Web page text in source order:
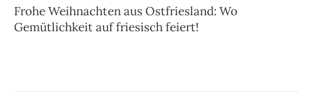
Frohe Weihnachten aus Ostfriesland: Wo
Gemütlichkeit auf friesisch feiert!